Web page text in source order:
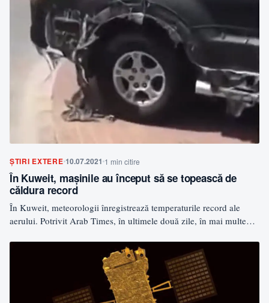
ȘTIRI EXTERE 10.07.2021 1 min citire
În Kuweit, mașinile au început să se topească de
căldura record
În Kuweit, meteorologii înregistrează temperaturile record ale
aerului. Potrivit Arab Times, în ultimele două zile, în mai multe…